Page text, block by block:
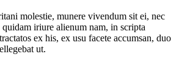
molestie, munere vivendum sit ei, nec
iriure alienum nam, in scripta
ex his, ex usu facete accumsan, duo
ut.